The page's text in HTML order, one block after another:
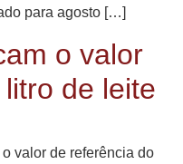
para agosto […]
o valor
de leite
valor de referência do